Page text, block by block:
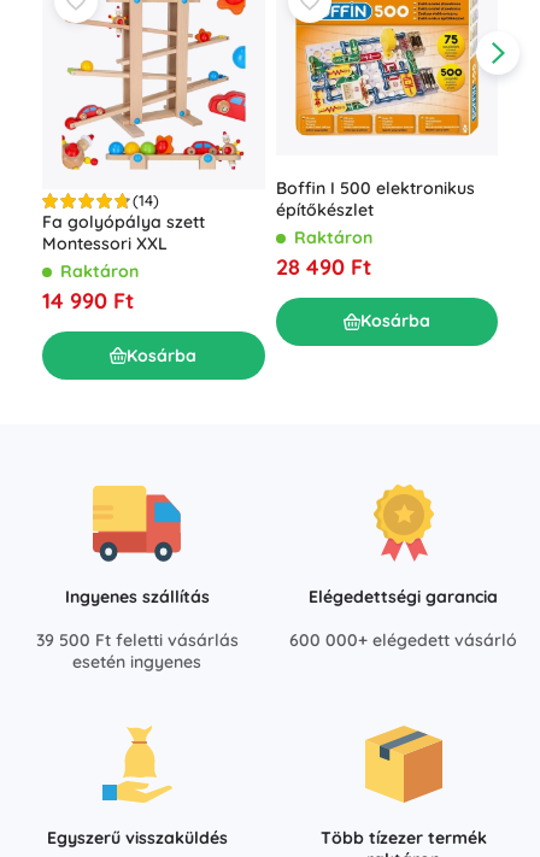
(14)
Fa golyópálya szett
Montessori XXL
Raktáron
14 990 Ft
Kosárba
Boffin I 500 elektronikus
építőkészlet
Raktáron
28 490 Ft
Kosárba
Ingyenes szállítás
39 500 Ft feletti vásárlás
esetén ingyenes
Elégedettségi garancia
600 000+ elégedett vásárló
Egyszerű visszaküldés
Több tízezer termék